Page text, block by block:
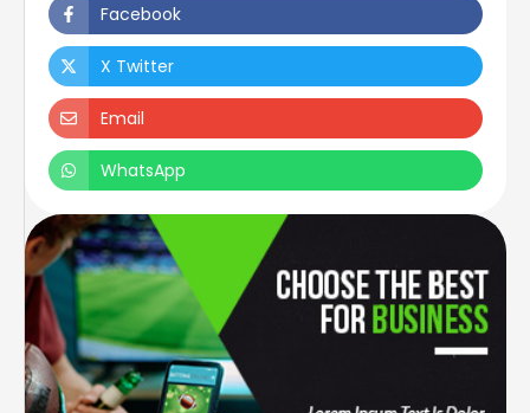
Facebook
X Twitter
Email
WhatsApp